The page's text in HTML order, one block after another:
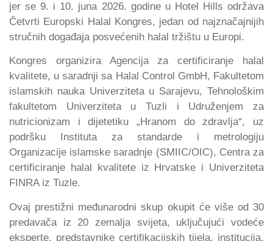
jer se 9. i 10. juna 2026. godine u Hotel Hills održava
Četvrti Europski Halal Kongres, jedan od najznačajnijih
stručnih događaja posvećenih halal tržištu u Europi.
Kongres organizira Agencija za certificiranje halal
kvalitete, u saradnji sa Halal Control GmbH, Fakultetom
islamskih nauka Univerziteta u Sarajevu, Tehnološkim
fakultetom Univerziteta u Tuzli i Udruženjem za
nutricionizam i dijetetiku „Hranom do zdravlja“, uz
podršku Instituta za standarde i metrologiju
Organizacije islamske saradnje (SMIIC/OIC), Centra za
certificiranje halal kvalitete iz Hrvatske i Univerziteta
FINRA iz Tuzle.
Ovaj prestižni međunarodni skup okupit će više od 30
predavača iz 20 zemalja svijeta, uključujući vodeće
eksperte, predstavnike certifikacijskih tijela, institucija,